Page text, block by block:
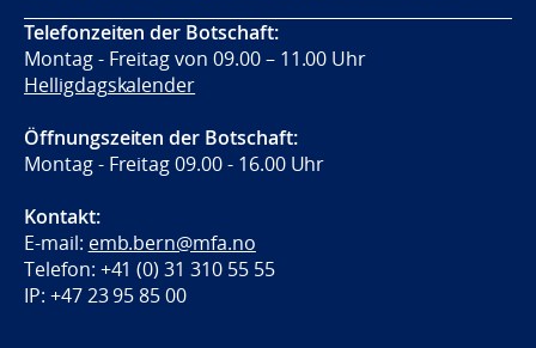
Telefonzeiten der Botschaft:
Montag - Freitag von 09.00 – 11.00 Uhr
Helligdagskalender
Öffnungszeiten der Botschaft:
Montag - Freitag 09.00 - 16.00 Uhr
Kontakt:
E-mail: emb.bern@mfa.no
Telefon: +41 (0) 31 310 55 55
IP: +47 23 95 85 00